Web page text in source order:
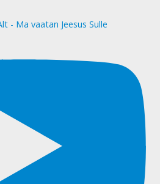
- Ma vaatan Jeesus Sulle